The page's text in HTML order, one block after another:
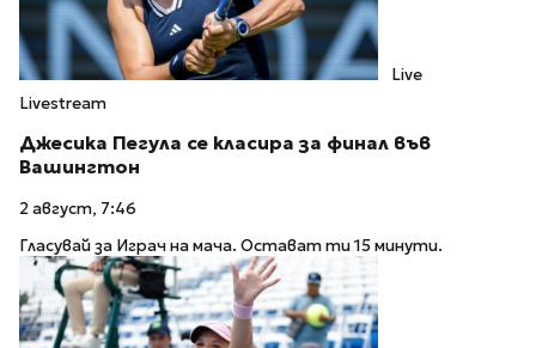
Live
Livestream
Джесика Пегула се класира за финал във
Вашингтон
2 август, 7:46
Гласувай за Играч на мача. Остават ти 15 минути.